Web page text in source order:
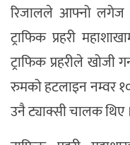
रिजालले आफ्नो लगेज
ट्राफिक प्रहरी
ट्राफिक प्रहरीले खोजी
रुमको हटलाइन नम्वर
उनै ट्याक्सी चालक थिए ।